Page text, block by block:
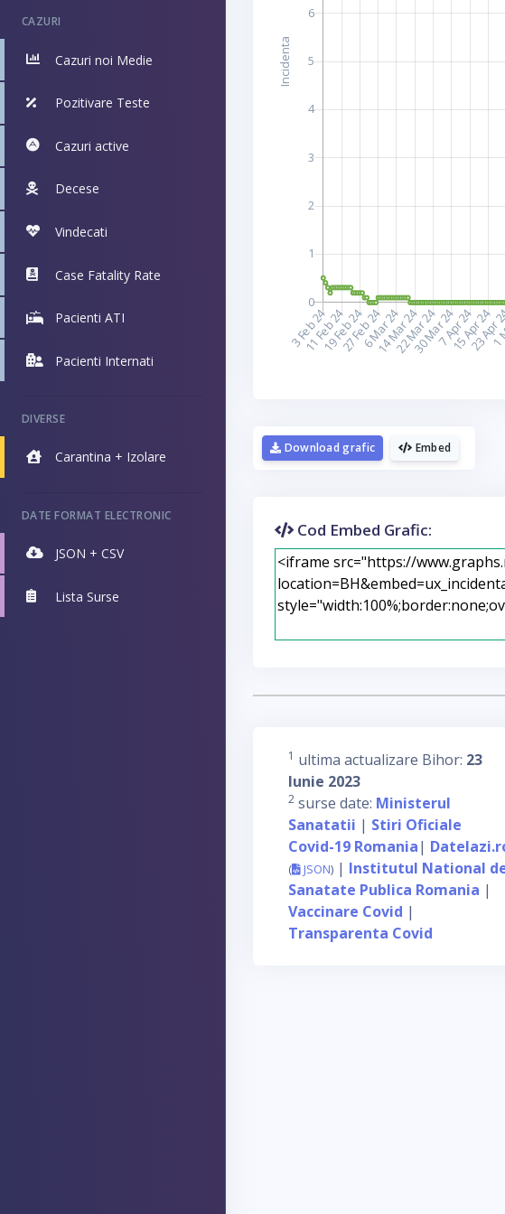
CAZURI
Cazuri noi Medie
Pozitivare Teste
Cazuri active
Decese
Vindecati
Case Fatality Rate
Pacienti ATI
Pacienti Internati
DIVERSE
Carantina + Izolare
DATE FORMAT ELECTRONIC
JSON + CSV
Lista Surse
Embed
Download grafic
Cod Embed Grafic:
1 ultima actualizare Bihor: 23
Iunie 2023
2 surse date: Ministerul
Sanatatii | Stiri Oficiale
Covid-19 Romania|
( JSON) | Institutul National
Sanatate Publica Romania |
Vaccinare Covid |
Transparenta Covid